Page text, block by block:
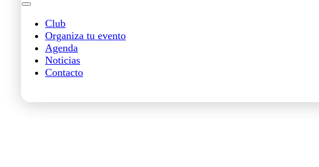
Club
Organiza tu evento
Agenda
Noticias
Contacto